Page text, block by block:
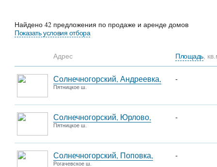
Найдено 42 предложения по продаже и аренде домов
Показать условия отбора
Адрес Площадь,
Солнечногорский, Андреевка,
Пятницкое ш.
-
Солнечногорский, Юрлово,
Пятницкое ш.
-
Солнечногорский, Поповка,
Рогачевское ш.
-